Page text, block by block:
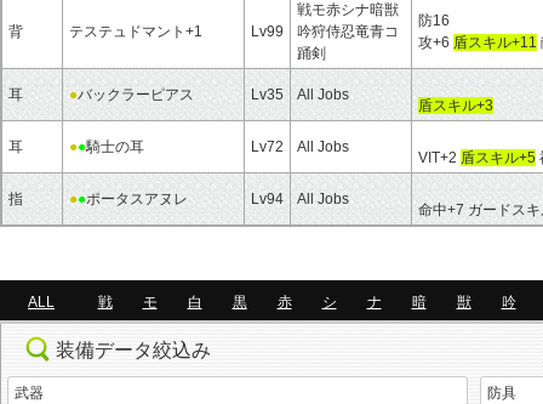
背 テステュドマント+1 Lv99
戦モ赤シナ暗獣
吟狩侍忍竜青コ
踊剣
防16
攻+6 盾スキル+11
耳 ●バックラーピアス Lv35 All Jobs
盾スキル+3
耳 ●●騎士の耳 Lv72 All Jobs
VIT+2 盾スキル+5
指 ●●ポータスアヌレ Lv94 All Jobs
命中+7 ガードス
ALL 戦 モ 白 黒 赤 シ ナ 暗 獣 吟
装備データ絞込み
武器
防具